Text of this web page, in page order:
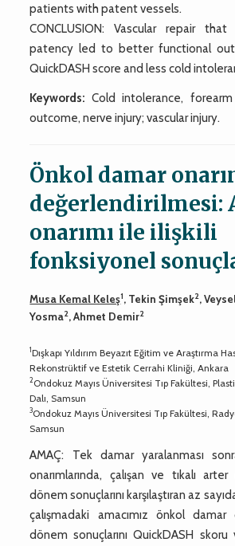
patients with patent vessels.
CONCLUSION: Vascular repair
patency led to better functional
QuickDASH score and less cold
Keywords: Cold intolerance,
outcome, nerve injury; vascular injury.
Önkol damar
değerlendirilmesi:
onarımı ile ilişkili
fonksiyonel
Musa Kemal Keleş1, Tekin Şimşek2,
Yosma2, Ahmet Demir2
1Dışkapı Yıldırım Beyazıt Eğitim ve Araştırma
Rekonstrüktif ve Estetik Cerrahi Kliniği, Ankara
2Ondokuz Mayıs Üniversitesi Tıp Fakültesi,
Dalı, Samsun
3Ondokuz Mayıs Üniversitesi Tıp Fakültesi,
Samsun
AMAÇ: Tek damar yaralanması
onarımlarında, çalışan ve tıkalı arter
dönem sonuçlarını karşılaştıran az
çalışmadaki amacımız önkol damar
dönem sonuçlarını QuickDASH